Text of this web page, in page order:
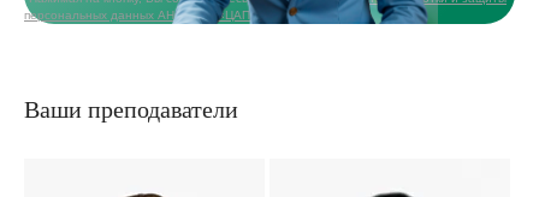
персональных данных АНО ДПО «ЦАППКК»
Ваши преподаватели